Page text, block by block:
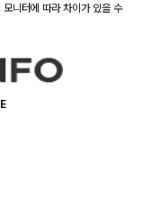
니터에 따라 차이가 있을 수